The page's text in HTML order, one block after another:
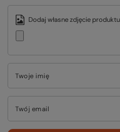
Dodaj własne zdjęcie
Twoje imię
Twój email